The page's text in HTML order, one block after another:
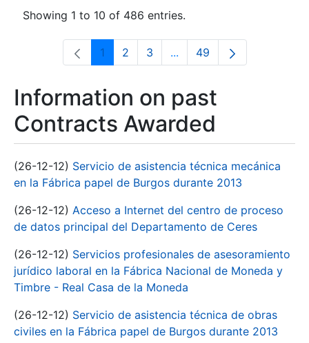
Showing 1 to 10 of 486 entries.
Page
1 Page
2 Page
3 ...Intermediate Pages Use
Page
49
Information on past
Contracts Awarded
(26-12-12) Servicio de asistencia técnica mecánica
en la Fábrica papel de Burgos durante 2013
(26-12-12) Acceso a Internet del centro de proceso
de datos principal del Departamento de Ceres
(26-12-12) Servicios profesionales de asesoramiento
jurídico laboral en la Fábrica Nacional de Moneda y
Timbre - Real Casa de la Moneda
(26-12-12) Servicio de asistencia técnica de obras
civiles en la Fábrica papel de Burgos durante 2013